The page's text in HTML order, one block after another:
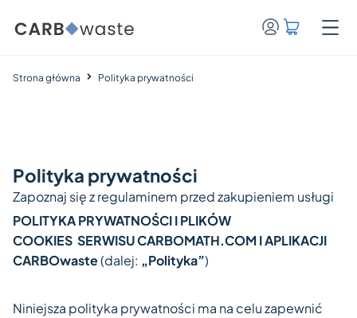
Strona główna Polityka prywatności
Polityka prywatności
Zapoznaj się z regulaminem przed zakupieniem usługi
POLITYKA PRYWATNOŚCI I PLIKÓW
COOKIES SERWISU CARBOMATH.COM I APLIKACJI
CARBOwaste(dalej: „Polityka”)
Niniejsza polityka prywatności ma na celu zapewnić